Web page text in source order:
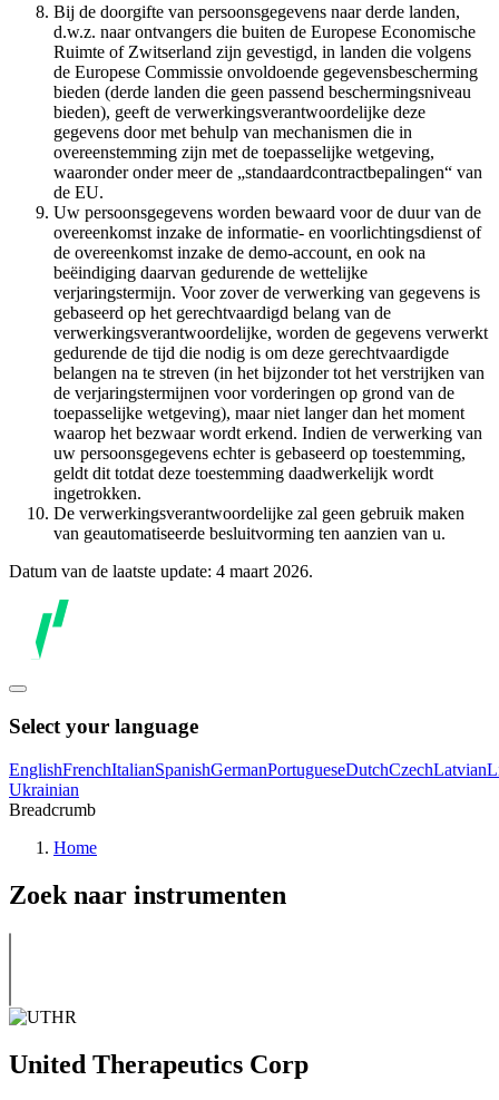
Bij de doorgifte van persoonsgegevens naar derde landen,
d.w.z. naar ontvangers die buiten de Europese Economische
Ruimte of Zwitserland zijn gevestigd, in landen die volgens
de Europese Commissie onvoldoende gegevensbescherming
bieden (derde landen die geen passend beschermingsniveau
bieden), geeft de verwerkingsverantwoordelijke deze
gegevens door met behulp van mechanismen die in
overeenstemming zijn met de toepasselijke wetgeving,
waaronder onder meer de „standaardcontractbepalingen“ van
de EU.
Uw persoonsgegevens worden bewaard voor de duur van de
overeenkomst inzake de informatie- en voorlichtingsdienst of
de overeenkomst inzake de demo-account, en ook na
beëindiging daarvan gedurende de wettelijke
verjaringstermijn. Voor zover de verwerking van gegevens is
gebaseerd op het gerechtvaardigd belang van de
verwerkingsverantwoordelijke, worden de gegevens verwerkt
gedurende de tijd die nodig is om deze gerechtvaardigde
belangen na te streven (in het bijzonder tot het verstrijken van
de verjaringstermijnen voor vorderingen op grond van de
toepasselijke wetgeving), maar niet langer dan het moment
waarop het bezwaar wordt erkend. Indien de verwerking van
uw persoonsgegevens echter is gebaseerd op toestemming,
geldt dit totdat deze toestemming daadwerkelijk wordt
ingetrokken.
De verwerkingsverantwoordelijke zal geen gebruik maken
van geautomatiseerde besluitvorming ten aanzien van u.
Datum van de laatste update: 4 maart 2026.
Select your language
EnglishFrenchItalianSpanishGermanPortugueseDutchCzechLatvian
Ukrainian
Breadcrumb
Home
Zoek naar instrumenten
United Therapeutics Corp